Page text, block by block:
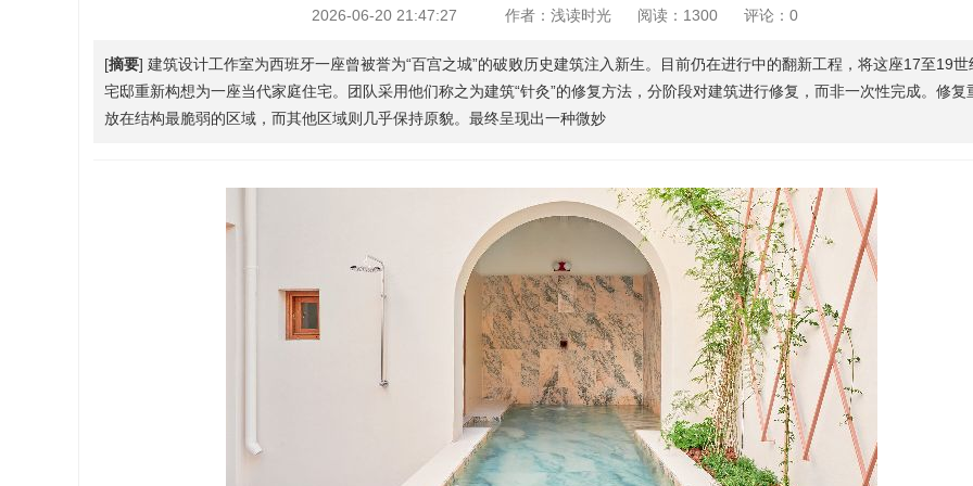
2026-06-20 21:47:27 作者：浅读时光 阅读：1300 评论：0
[摘要] 建筑设计工作室为西班牙一座曾被誉为“百宫之城”的破败历史建筑注入新生。目前仍在进行中的翻新工程，将这座17至19世
宅邸重新构想为一座当代家庭住宅。团队采用他们称之为建筑“针灸”的修复方法，分阶段对建筑进行修复，而非一次性完成。修复
放在结构最脆弱的区域，而其他区域则几乎保持原貌。最终呈现出一种微妙